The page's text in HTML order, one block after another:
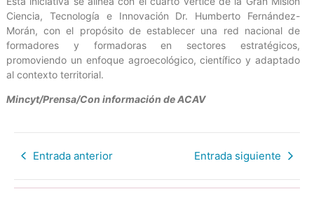
Ciencia, Tecnología e Innovación Dr. Humberto Fernández-
Morán, con el propósito de establecer una red nacional de
formadores y formadoras en sectores estratégicos,
promoviendo un enfoque agroecológico, científico y adaptado
al contexto territorial.
Mincyt/Prensa/Con información de ACAV
Entrada anterior Entrada siguiente